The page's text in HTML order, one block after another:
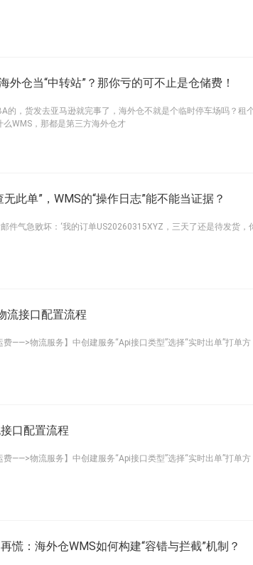
外仓当“中转站”？那你亏的可不止是仓储费！
的，货发去亚马逊就完事了，海外仓不就是个临时停车场吗？租
么WMS，那都是第三方海外仓才
无此单”，WMS的“操作日志”能不能当证据？
件气急败坏：‘我的订单US20260315XYZ，三天了还是待发货，
流接口配置流程
费——>物流服务】中创建服务“Api接口类型”选择“实时出单”打单方
口配置流程
费——>物流服务】中创建服务“Api接口类型”选择“实时出单”打单方
慌：海外仓WMS如何构建“容错与拦截”机制？